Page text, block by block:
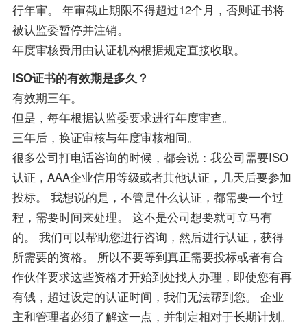
行年审。 年审截止期限不得超过12个月，否则证书将
被认监委暂停并注销。
年度审核费用由认证机构根据规定直接收取。
ISO证书的有效期是多久？
有效期三年。
但是，每年根据认监委要求进行年度审查。
三年后，换证审核与年度审核相同。
很多公司打电话咨询的时候，都会说：我公司需要ISO
认证，AAA企业信用等级或者其他认证，几天后要参加
投标。 我想说的是，不管是什么认证，都需要一个过
程，需要时间来处理。 这不是公司想要就可立马有
的。 我们可以帮助您进行咨询，然后进行认证，获得
所需要的资格。 所以不要等到真正需要投标或者有合
作伙伴要求这些资格才开始到处找人办理，即使您有再
有钱，超过设定的认证时间，我们无法帮到您。 企业
主和管理者必须了解这一点，并制定相对于长期计划。